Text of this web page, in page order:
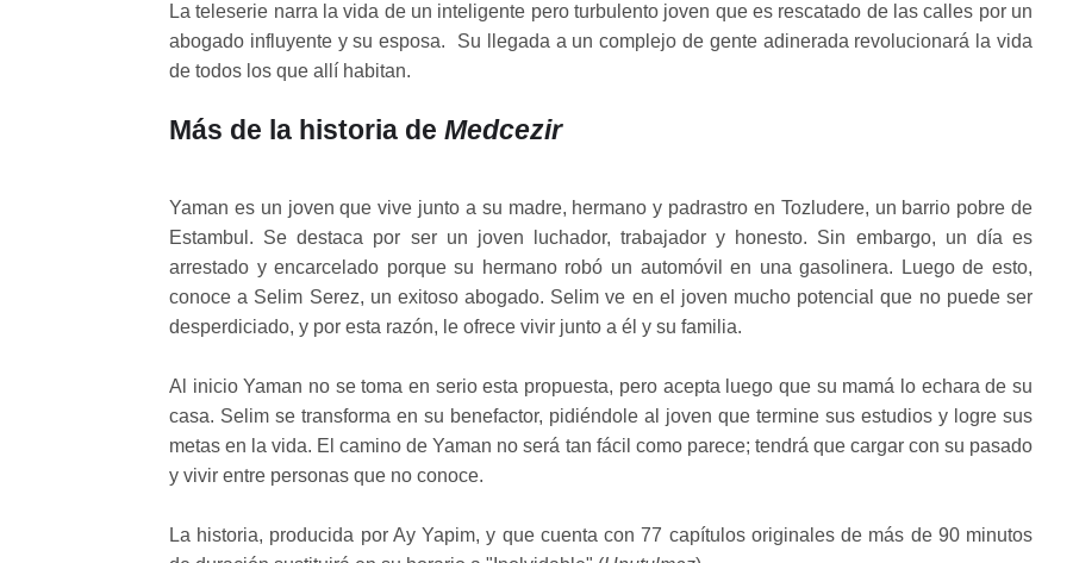
La teleserie narra la vida de un inteligente pero turbulento joven que es rescatado de las calles por un
abogado influyente y su esposa. Su llegada a un complejo de gente adinerada revolucionará la vida
de todos los que allí habitan.
Más de la historia de Medcezir
Yaman es un joven que vive junto a su madre, hermano y padrastro en Tozludere, un barrio pobre de
Estambul. Se destaca por ser un joven luchador, trabajador y honesto. Sin embargo, un día es
arrestado y encarcelado porque su hermano robó un automóvil en una gasolinera. Luego de esto,
conoce a Selim Serez, un exitoso abogado. Selim ve en el joven mucho potencial que no puede ser
desperdiciado, y por esta razón, le ofrece vivir junto a él y su familia.
Al inicio Yaman no se toma en serio esta propuesta, pero acepta luego que su mamá lo echara de su
casa. Selim se transforma en su benefactor, pidiéndole al joven que termine sus estudios y logre sus
metas en la vida. El camino de Yaman no será tan fácil como parece; tendrá que cargar con su pasado
y vivir entre personas que no conoce.
La historia, producida por Ay Yapim, y que cuenta con 77 capítulos originales de más de 90 minutos